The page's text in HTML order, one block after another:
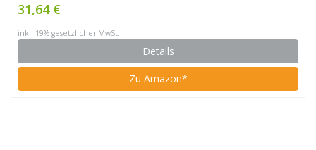
31,64 €
inkl. 19% gesetzlicher MwSt.
Details
Zu Amazon*